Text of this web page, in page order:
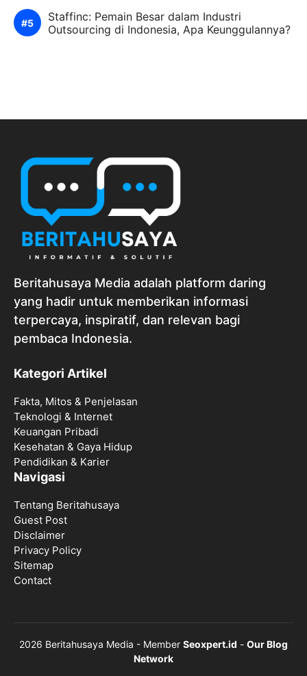
Staffinc: Pemain Besar dalam Industri
Outsourcing di Indonesia, Apa Keunggulannya?
Beritahusaya Media adalah platform daring
yang hadir untuk memberikan informasi
terpercaya, inspiratif, dan relevan bagi
pembaca Indonesia.
Kategori Artikel
Fakta, Mitos & Penjelasan
Teknologi & Internet
Keuangan Pribadi
Kesehatan & Gaya Hidup
Pendidikan & Karier
Navigasi
Tentang Beritahusaya
Guest Post
Disclaimer
Privacy Policy
Sitemap
Contact
2026 Beritahusaya Media - Member Seoxpert.id - Our Blog
Network